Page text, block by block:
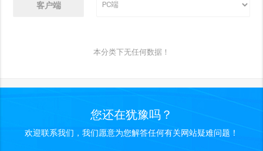
客户端
本分类下无任何数据！
您还在犹豫吗？
欢迎联系我们，我们愿意为您解答任何有关网站疑难问题！